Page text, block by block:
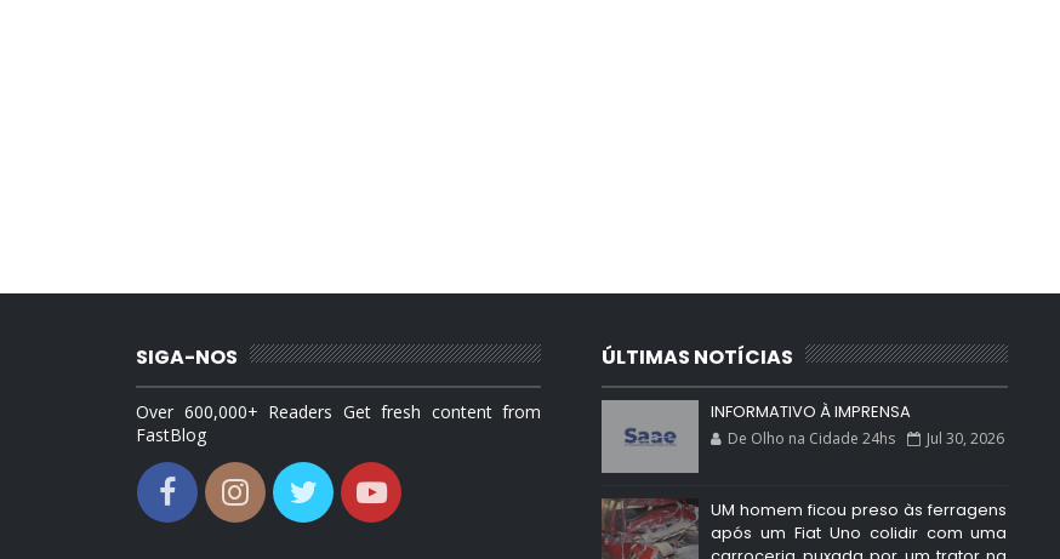
SIGA-NOS
Over 600,000+ Readers Get fresh content from
FastBlog
ÚLTIMAS NOTÍCIAS
INFORMATIVO À IMPRENSA
De Olho na Cidade 24hs Jul 30, 2026
UM homem ficou preso às ferragens
após um Fiat Uno colidir com uma